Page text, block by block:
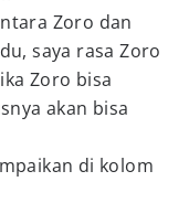
Zoro dan
saya rasa Zoro
Zoro bisa
akan bisa
di kolom